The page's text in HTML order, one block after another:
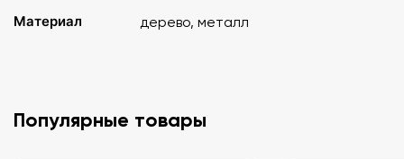
Материал дерево, металл
Популярные товары